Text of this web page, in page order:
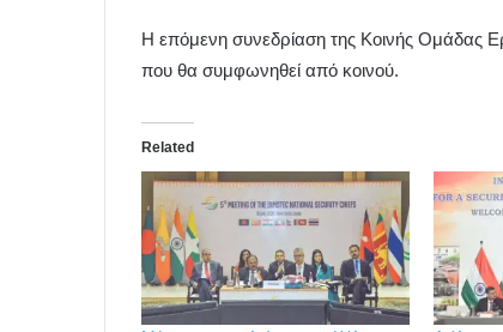
Η επόμενη συνεδρίαση της Κοινής Ομάδας
που θα συμφωνηθεί από κοινού.
Related